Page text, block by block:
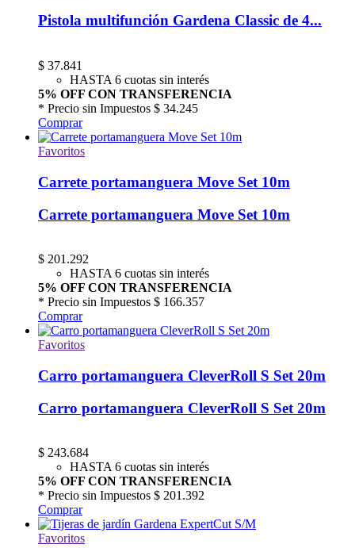
Pistola multifunción Gardena Classic de 4...
$ 37.841
HASTA 6 cuotas sin interés
5% OFF CON TRANSFERENCIA
* Precio sin Impuestos $ 34.245
Comprar
Favoritos
Carrete portamanguera Move Set 10m
Carrete portamanguera Move Set 10m
$ 201.292
HASTA 6 cuotas sin interés
5% OFF CON TRANSFERENCIA
* Precio sin Impuestos $ 166.357
Comprar
Favoritos
Carro portamanguera CleverRoll S Set 20m
Carro portamanguera CleverRoll S Set 20m
$ 243.684
HASTA 6 cuotas sin interés
5% OFF CON TRANSFERENCIA
* Precio sin Impuestos $ 201.392
Comprar
Favoritos